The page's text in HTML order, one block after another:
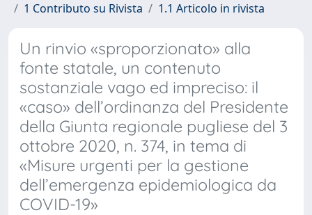
1 Contributo su Rivista
1.1 Articolo in rivista
Un rinvio «sproporzionato» alla
fonte statale, un contenuto
sostanziale vago ed impreciso: il
«caso» dell’ordinanza del Presidente
della Giunta regionale pugliese del 3
ottobre 2020, n. 374, in tema di
«Misure urgenti per la gestione
dell’emergenza epidemiologica da
COVID-19»